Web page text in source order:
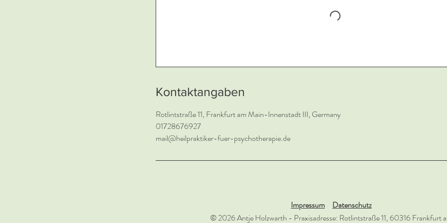
Kontaktangaben
Rotlintstraße 11, Frankfurt am Main-Innenstadt III, Germany
01728676927
mail@heilpraktiker-fuer-psychotherapie.de
Impressum
Datenschutz
© 2026 Antje Holzwarth - Praxisadresse: Rotlintstraße 11, 60316 Frankfurt